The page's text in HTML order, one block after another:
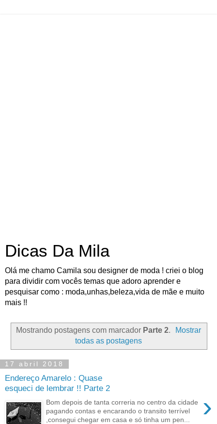
Dicas Da Mila
Olá me chamo Camila sou designer de moda ! criei o blog
para dividir com vocês temas que adoro aprender e
pesquisar como : moda,unhas,beleza,vida de mãe e muito
mais !!
Mostrando postagens com marcador Parte 2.
Mostrar
todas as postagens
17 abril 2018
Endereço Amarelo : Quase
esqueci de lembrar !! Parte 2
›
Bom depois de tanta correria no centro da cidade
pagando contas e encarando o transito terrível
,consegui chegar em casa e só tinha um pen...